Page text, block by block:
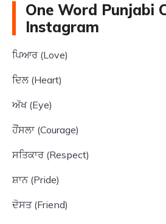
One Word Punjabi
Instagram
ਪਿਆਰ (Love)
ਦਿਲ (Heart)
ਅੱਖ (Eye)
ਹੌਂਸਲਾ (Courage)
ਸਤਿਕਾਰ (Respect)
ਸ਼ਾਨ (Pride)
ਦੋਸਤ (Friend)